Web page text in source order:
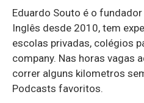
Eduardo Souto é o
Inglês desde 2010, tem
escolas privadas, colégios
company. Nas horas vagas
correr alguns kilometros
Podcasts favoritos.